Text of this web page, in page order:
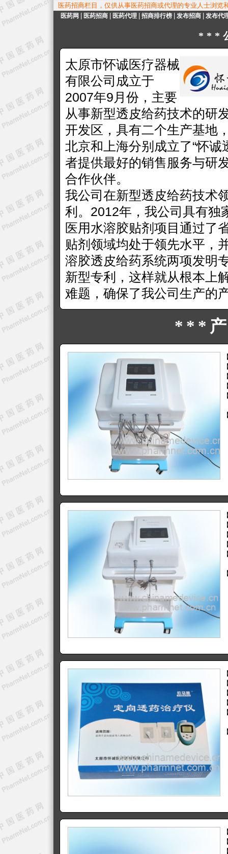
医药招商栏目，仅供从事医药招商或代理的专业人士浏览
医药网 医药招商 医药代理 招商排行榜 发布招商 发布代
***
太原市怀诚医疗器械
有限公司成立于
2007年9月份，主要
从事新型透皮给药技术的研
开发区，具有二个生产基地
北京和上海分别成立了“怀
者提供最好的销售服务与研
合作伙伴。
我公司在新型透皮给药技术
利。2012年，我公司具有独
医用水溶胶贴剂项目通过了
贴剂领域均处于领先水平，
溶胶透皮给药系统两项发明
新型专利，这样就从根本上
难题，确保了我公司生产的
***